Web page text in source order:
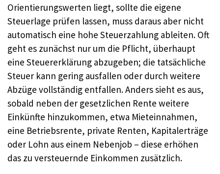
Orientierungswerten liegt, sollte die eigene
Steuerlage prüfen lassen, muss daraus aber nicht
automatisch eine hohe Steuerzahlung ableiten. Oft
geht es zunächst nur um die Pflicht, überhaupt
eine Steuererklärung abzugeben; die tatsächliche
Steuer kann gering ausfallen oder durch weitere
Abzüge vollständig entfallen. Anders sieht es aus,
sobald neben der gesetzlichen Rente weitere
Einkünfte hinzukommen, etwa Mieteinnahmen,
eine Betriebsrente, private Renten, Kapitalerträge
oder Lohn aus einem Nebenjob – diese erhöhen
das zu versteuernde Einkommen zusätzlich.